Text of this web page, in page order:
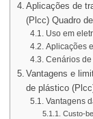
Aplicações de
(Plcc) Quadro
Uso em
Aplicações
Cenários
Vantagens e
de plástico
Vantagens
Custo-